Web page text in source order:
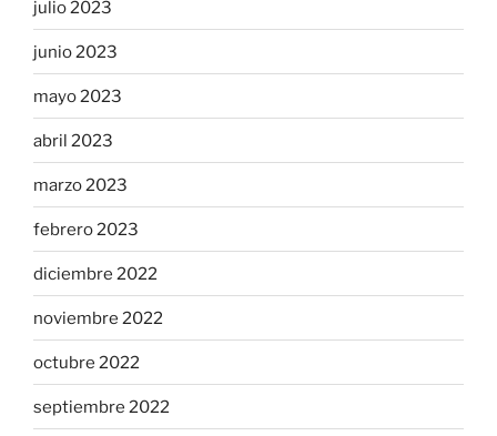
julio 2023
junio 2023
mayo 2023
abril 2023
marzo 2023
febrero 2023
diciembre 2022
noviembre 2022
octubre 2022
septiembre 2022